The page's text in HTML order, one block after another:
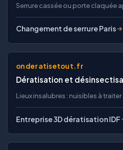
Serrure cassée ou porte claquée
Changement de serrure Paris
onderatisetout.fr
Dératisation et
Lieux insalubres : nuisibles à
Entreprise 3D dératisation IDF